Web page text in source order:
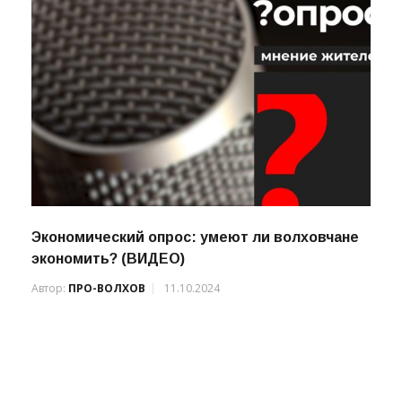
Экономический опрос: умеют ли волховчане
экономить? (ВИДЕО)
Автор: ПРО-ВОЛХОВ 11.10.2024